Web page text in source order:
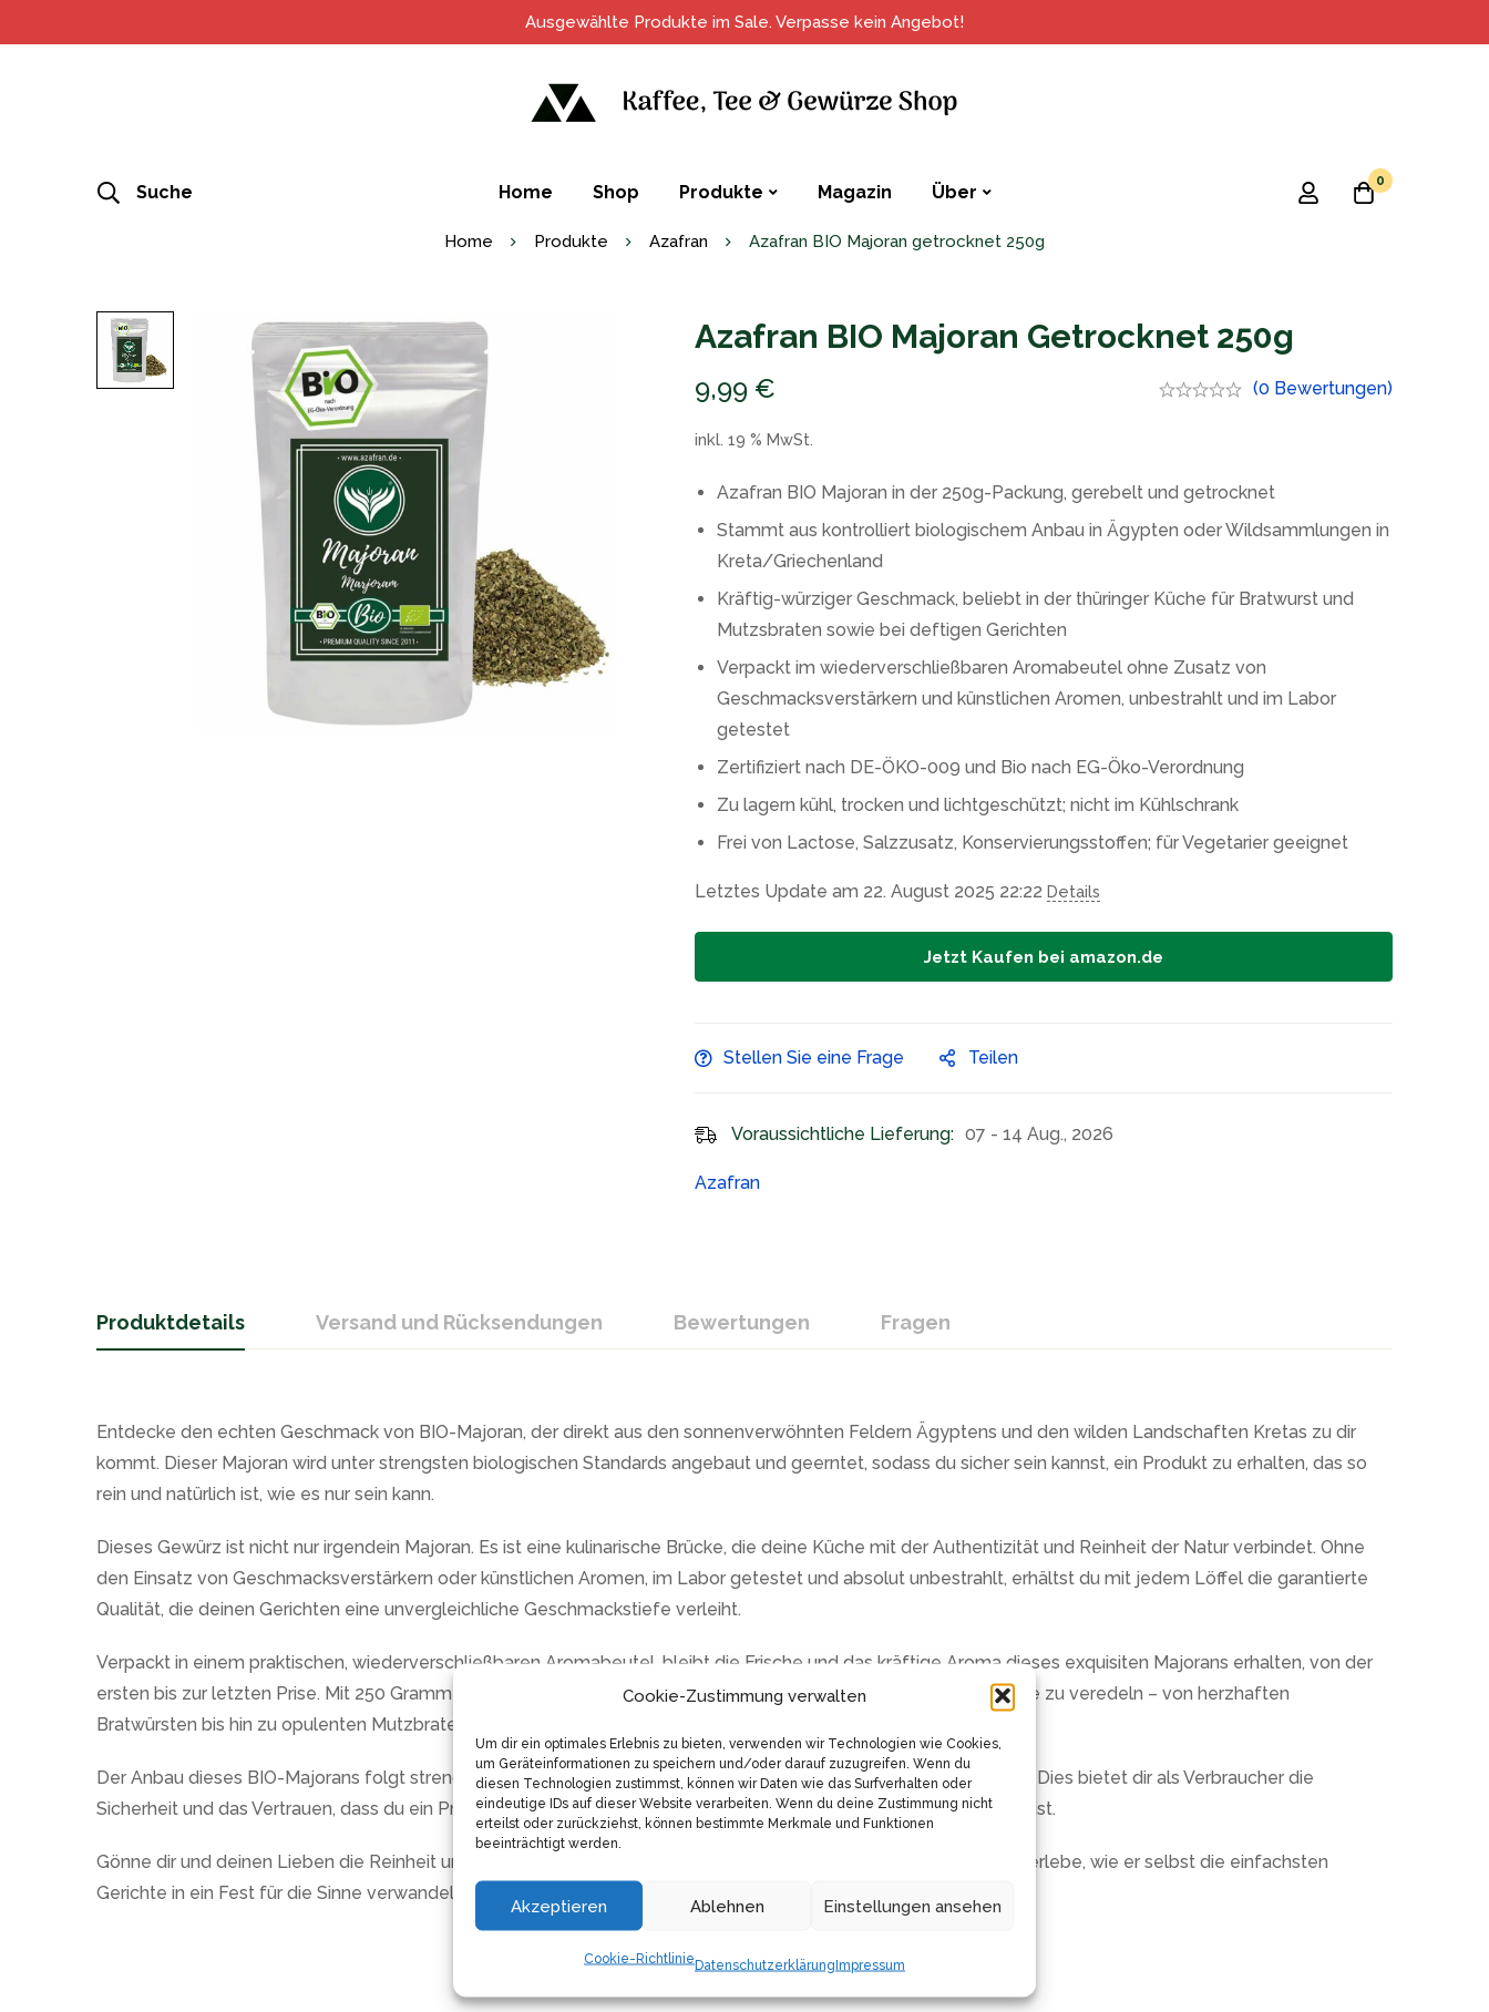
Cookie-Zustimmung verwalten
Um dir ein optimales Erlebnis zu bieten, verwenden wir Technologien wie Cookies,
um Geräteinformationen zu speichern und/oder darauf zuzugreifen. Wenn du
diesen Technologien zustimmst, können wir Daten wie das Surfverhalten oder
eindeutige IDs auf dieser Website verarbeiten. Wenn du deine Zustimmung nicht
erteilst oder zurückziehst, können bestimmte Merkmale und Funktionen
beeinträchtigt werden.
Akzeptieren Ablehnen Einstellungen ansehen
Cookie-RichtlinieDatenschutzerklärungImpressum
Ausgewählte Produkte im Sale. Verpasse kein Angebot!
Suche Home Shop Produkte Magazin Über
0
Home Produkte Azafran Azafran BIO Majoran getrocknet 250g
Azafran BIO Majoran Getrocknet 250g
9,99 € (0 Bewertungen)
inkl. 19 % MwSt.
Azafran BIO Majoran in der 250g-Packung, gerebelt und getrocknet
Stammt aus kontrolliert biologischem Anbau in Ägypten oder Wildsammlungen in
Kreta/Griechenland
Kräftig-würziger Geschmack, beliebt in der thüringer Küche für Bratwurst und
Mutzsbraten sowie bei deftigen Gerichten
Verpackt im wiederverschließbaren Aromabeutel ohne Zusatz von
Geschmacksverstärkern und künstlichen Aromen, unbestrahlt und im Labor
getestet
Zertifiziert nach DE-ÖKO-009 und Bio nach EG-Öko-Verordnung
Zu lagern kühl, trocken und lichtgeschützt; nicht im Kühlschrank
Frei von Lactose, Salzzusatz, Konservierungsstoffen; für Vegetarier geeignet
Letztes Update am 22. August 2025 22:22 Details
Jetzt Kaufen bei amazon.de
Stellen Sie eine Frage Teilen
Voraussichtliche Lieferung: 07 - 14 Aug., 2026
Azafran
Produktdetails Versand und Rücksendungen Bewertungen Fragen
Entdecke den echten Geschmack von BIO-Majoran, der direkt aus den sonnenverwöhnten Feldern Ägyptens und den wilden Landschaften Kretas zu dir
kommt. Dieser Majoran wird unter strengsten biologischen Standards angebaut und geerntet, sodass du sicher sein kannst, ein Produkt zu erhalten, das so
rein und natürlich ist, wie es nur sein kann.
Dieses Gewürz ist nicht nur irgendein Majoran. Es ist eine kulinarische Brücke, die deine Küche mit der Authentizität und Reinheit der Natur verbindet. Ohne
den Einsatz von Geschmacksverstärkern oder künstlichen Aromen, im Labor getestet und absolut unbestrahlt, erhältst du mit jedem Löffel die garantierte
Qualität, die deinen Gerichten eine unvergleichliche Geschmackstiefe verleiht.
Verpackt in einem praktischen, wiederverschließbaren Aromabeutel, bleibt die Frische und das kräftige Aroma dieses exquisiten Majorans erhalten, von der
ersten bis zur letzten Prise. Mit 250 Gramm dieses hochwertigen Gewürzes hast du genug, um zahlreiche Gerichte zu veredeln – von herzhaften
Bratwürsten bis hin zu opulenten Mutzbraten, genau wie in der traditionellen thüringer Küche.
Der Anbau dieses BIO-Majorans folgt strengen Richtlinien und ist durch die Kontrollstelle DE-ÖKO-009 zertifiziert. Dies bietet dir als Verbraucher die
Sicherheit und das Vertrauen, dass du ein Produkt erhältst, das nicht nur gut für dich, sondern auch für die Umwelt ist.
Gönne dir und deinen Lieben die Reinheit und den vollmundigen, würzigen Geschmack dieses BIO-Majorans und erlebe, wie er selbst die einfachsten
Gerichte in ein Fest für die Sinne verwandelt.